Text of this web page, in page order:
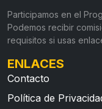
Participamos en el
Podemos recibir
requisitos si usas
ENLACES
Contacto
Política de